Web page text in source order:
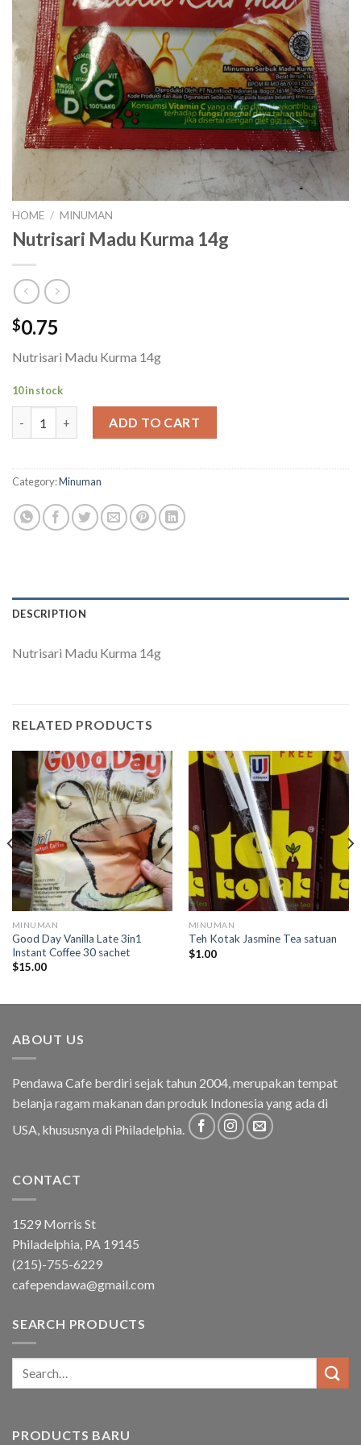
HOME / MINUMAN
Nutrisari Madu Kurma 14g
$0.75
Nutrisari Madu Kurma 14g
10 in stock
ADD TO CART
Category:Minuman
DESCRIPTION
Nutrisari Madu Kurma 14g
RELATED PRODUCTS
MINUMAN
Good Day Vanilla Late 3in1
Instant Coffee 30 sachet
$15.00
MINUMAN
Teh Kotak Jasmine Tea satuan
$1.00
ABOUT US
Pendawa Cafe berdiri sejak tahun 2004, merupakan tempat
belanja ragam makanan dan produk Indonesia yang ada di
USA, khususnya di Philadelphia.
CONTACT
1529 Morris St
Philadelphia, PA 19145
(215)-755-6229
cafependawa@gmail.com
SEARCH PRODUCTS
Search
for:
PRODUCTS BARU